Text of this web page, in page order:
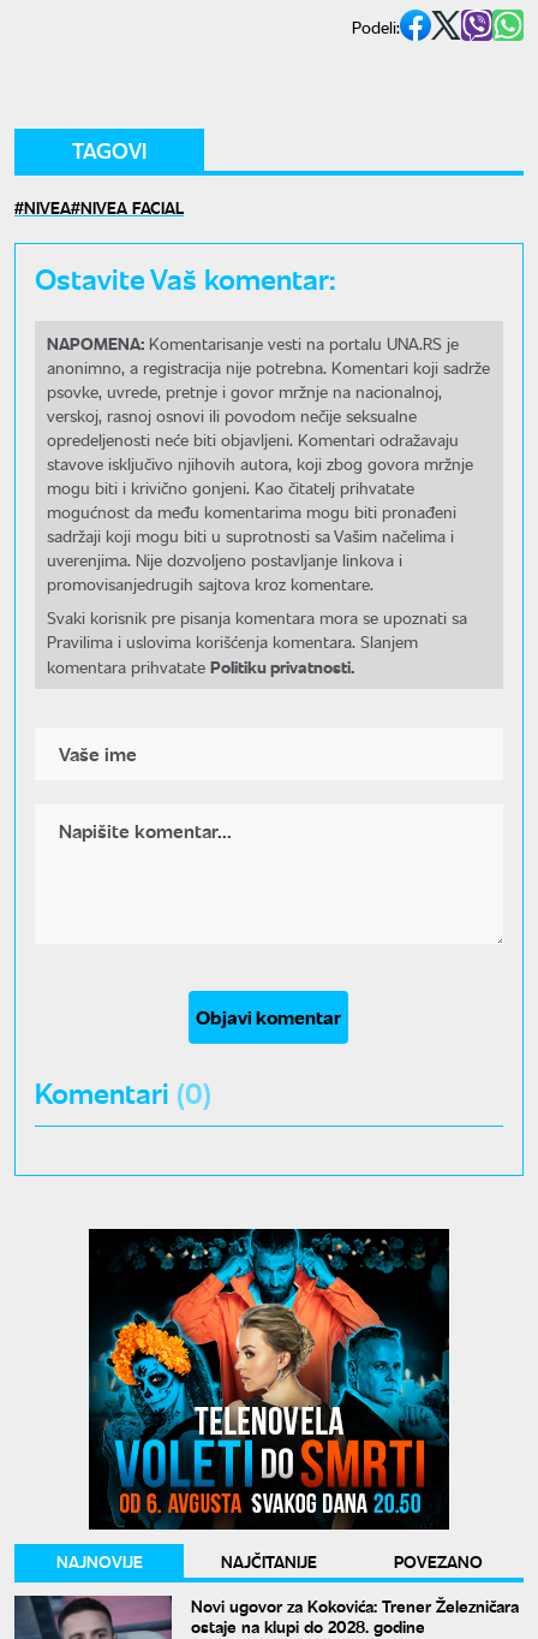
Podeli:
TAGOVI
NIVEA NIVEA FACIAL
Ostavite Vaš komentar:
NAPOMENA: Komentarisanje vesti na portalu UNA.RS je
anonimno, a registracija nije potrebna. Komentari koji sadrže
psovke, uvrede, pretnje i govor mržnje na nacionalnoj,
verskoj, rasnoj osnovi ili povodom nečije seksualne
opredeljenosti neće biti objavljeni. Komentari odražavaju
stavove isključivo njihovih autora, koji zbog govora mržnje
mogu biti i krivično gonjeni. Kao čitatelj prihvatate
mogućnost da među komentarima mogu biti pronađeni
sadržaji koji mogu biti u suprotnosti sa Vašim načelima i
uverenjima. Nije dozvoljeno postavljanje linkova i
promovisanjedrugih sajtova kroz komentare.
Svaki korisnik pre pisanja komentara mora se upoznati sa
Pravilima i uslovima korišćenja komentara. Slanjem
komentara prihvatate Politiku privatnosti.
Objavi komentar
Komentari (0)
NAJNOVIJE NAJČITANIJE
POVEZANO
Novi ugovor za Kokovića: Trener Železničara
ostaje na klupi do 2028. godine